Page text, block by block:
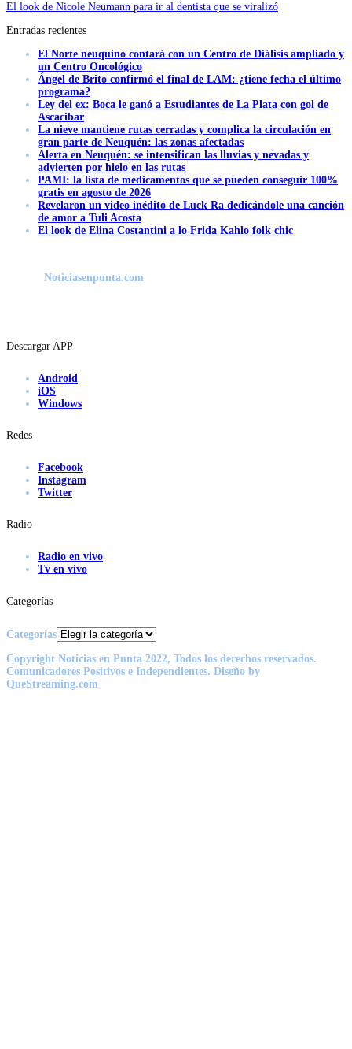
El look de Nicole Neumann para ir al dentista que se viralizó
Entradas recientes
El Norte neuquino contará con un Centro de Diálisis ampliado y
un Centro Oncológico
Ángel de Brito confirmó el final de LAM: ¿tiene fecha el último
programa?
Ley del ex: Boca le ganó a Estudiantes de La Plata con gol de
Ascacibar
La nieve mantiene rutas cerradas y complica la circulación en
gran parte de Neuquén: las zonas afectadas
Alerta en Neuquén: se intensifican las lluvias y nevadas y
advierten por hielo en las rutas
PAMI: la lista de medicamentos que se pueden conseguir 100%
gratis en agosto de 2026
Revelaron un video inédito de Luck Ra dedicándole una canción
de amor a Tuli Acosta
El look de Elina Costantini a lo Frida Kahlo folk chic
Noticiasenpunta.com
Descargar APP
Android
iOS
Windows
Redes
Facebook
Instagram
Twitter
Radio
Radio en vivo
Tv en vivo
Categorías
Categorías
Copyright Noticias en Punta 2022, Todos los derechos reservados.
Comunicadores Positivos e Independientes. Diseño by
QueStreaming.com